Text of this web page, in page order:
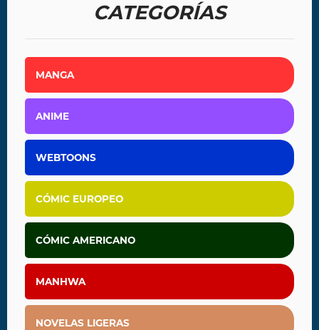
CATEGORÍAS
MANGA
ANIME
WEBTOONS
CÓMIC EUROPEO
CÓMIC AMERICANO
MANHWA
NOVELAS LIGERAS